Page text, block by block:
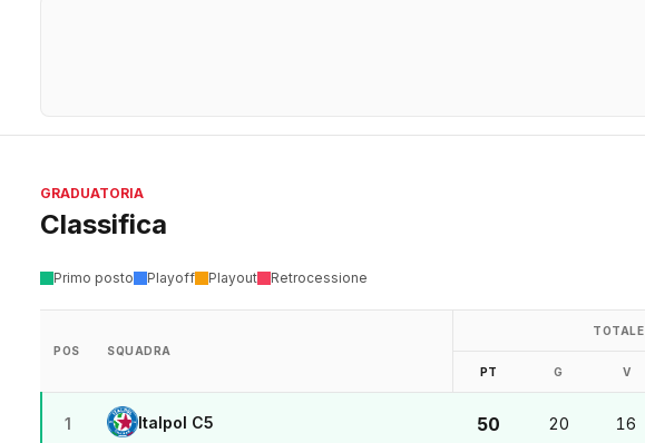
GRADUATORIA
Classifica
Primo posto Playoff Playout Retrocessione
POS SQUADRA
TOTALE
PT G V
1 Italpol C5 50 20 16